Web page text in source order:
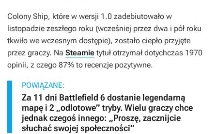
Colony Ship, które w wersji 1.0 zadebiutowało w
listopadzie zeszłego roku (wcześniej przez dwa i pół roku
tkwiło we wczesnym dostępie), zostało ciepło przyjęte
przez graczy. Na Steamie tytuł otrzymał dotychczas 1970
opinii, z czego 87% to recenzje pozytywne.
POWIĄZANE:
Za 11 dni Battlefield 6 dostanie legendarną
mapę i 2 „odlotowe” tryby. Wielu graczy chce
jednak czegoś innego: „Proszę, zacznijcie
słuchać swojej społeczności”